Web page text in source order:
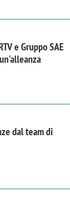
e Gruppo SAE
dal team di